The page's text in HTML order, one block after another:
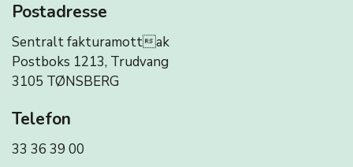
Postadresse
Sentralt fakturamottak
Postboks 1213, Trudvang
3105 TØNSBERG
Telefon
33 36 39 00